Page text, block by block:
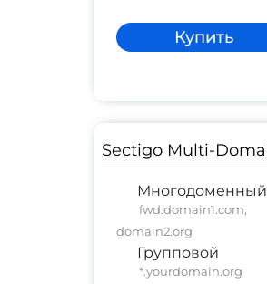
Купить
Многодоменный
fwd.domain1.com,
domain2.org
Групповой
*.yourdomain.org